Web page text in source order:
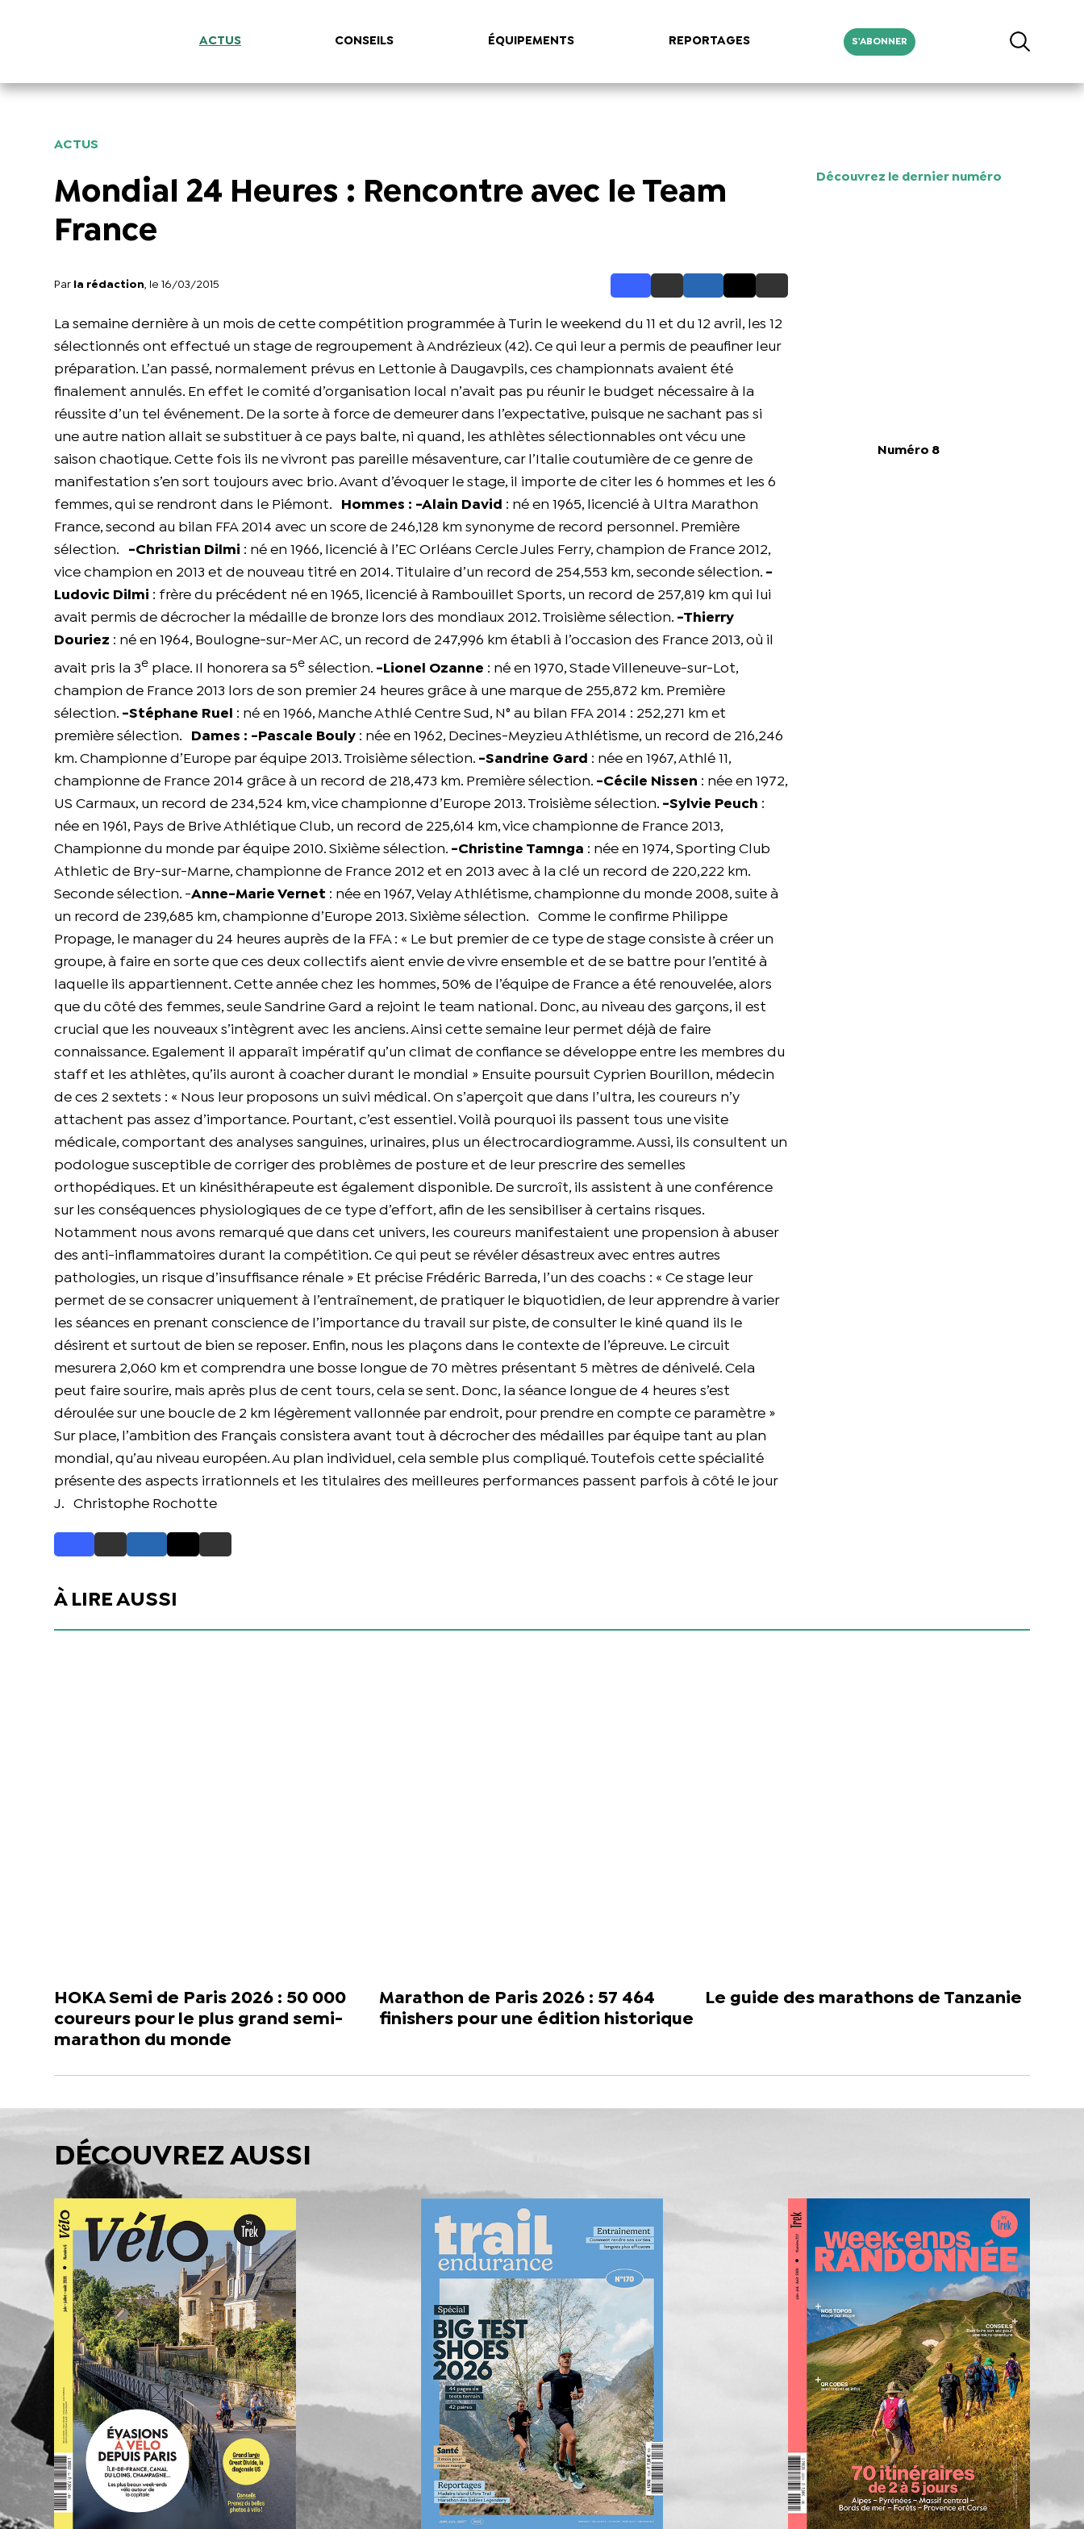
ACTUS CONSEILS ÉQUIPEMENTS REPORTAGES S'ABONNER
ACTUS
Mondial 24 Heures : Rencontre avec le Team
France
Par la rédaction , le 16/03/2015
La semaine dernière à un mois de cette compétition programmée à Turin le weekend du 11 et du 12 avril, les 12
sélectionnés ont effectué un stage de regroupement à Andrézieux (42). Ce qui leur a permis de peaufiner leur
préparation. L’an passé, normalement prévus en Lettonie à Daugavpils, ces championnats avaient été
finalement annulés. En effet le comité d’organisation local n’avait pas pu réunir le budget nécessaire à la
réussite d’un tel événement. De la sorte à force de demeurer dans l’expectative, puisque ne sachant pas si
une autre nation allait se substituer à ce pays balte, ni quand, les athlètes sélectionnables ont vécu une
saison chaotique. Cette fois ils ne vivront pas pareille mésaventure, car l’Italie coutumière de ce genre de
manifestation s’en sort toujours avec brio. Avant d’évoquer le stage, il importe de citer les 6 hommes et les 6
femmes, qui se rendront dans le Piémont.
Hommes : -Alain David : né en 1965, licencié à Ultra Marathon
France, second au bilan FFA 2014 avec un score de 246,128 km synonyme de record personnel. Première
sélection. -Christian Dilmi : né en 1966, licencié à l’EC Orléans Cercle Jules Ferry, champion de France 2012,
vice champion en 2013 et de nouveau titré en 2014. Titulaire d’un record de 254,553 km, seconde sélection. -
Ludovic Dilmi : frère du précédent né en 1965, licencié à Rambouillet Sports, un record de 257,819 km qui lui
avait permis de décrocher la médaille de bronze lors des mondiaux 2012. Troisième sélection. -Thierry
Douriez : né en 1964, Boulogne-sur-Mer AC, un record de 247,996 km établi à l’occasion des France 2013, où il
avait pris la 3e place. Il honorera sa 5e sélection. -Lionel Ozanne : né en 1970, Stade Villeneuve-sur-Lot,
champion de France 2013 lors de son premier 24 heures grâce à une marque de 255,872 km. Première
sélection. -Stéphane Ruel
: né en 1966, Manche Athlé Centre Sud, N° au bilan FFA 2014 : 252,271 km et
première sélection.
Dames : -Pascale Bouly : née en 1962, Decines-Meyzieu Athlétisme, un record de 216,246
km. Championne d’Europe par équipe 2013. Troisième sélection. -Sandrine Gard : née en 1967, Athlé 11,
championne de France 2014 grâce à un record de 218,473 km. Première sélection. -Cécile Nissen : née en 1972,
US Carmaux, un record de 234,524 km, vice championne d’Europe 2013. Troisième sélection. -Sylvie Peuch :
née en 1961, Pays de Brive Athlétique Club, un record de 225,614 km, vice championne de France 2013,
Championne du monde par équipe 2010. Sixième sélection. -Christine Tamnga : née en 1974, Sporting Club
Athletic de Bry-sur-Marne, championne de France 2012 et en 2013 avec à la clé un record de 220,222 km.
Seconde sélection. -Anne-Marie Vernet : née en 1967, Velay Athlétisme, championne du monde 2008, suite à
un record de 239,685 km, championne d’Europe 2013. Sixième sélection. Comme le confirme Philippe
Propage, le manager du 24 heures auprès de la FFA : « Le but premier de ce type de stage consiste à créer un
groupe, à faire en sorte que ces deux collectifs aient envie de vivre ensemble et de se battre pour l’entité à
laquelle ils appartiennent. Cette année chez les hommes, 50% de l’équipe de France a été renouvelée, alors
que du côté des femmes, seule Sandrine Gard a rejoint le team national. Donc, au niveau des garçons, il est
crucial que les nouveaux s’intègrent avec les anciens. Ainsi cette semaine leur permet déjà de faire
connaissance. Egalement il apparaît impératif qu’un climat de confiance se développe entre les membres du
staff et les athlètes, qu’ils auront à coacher durant le mondial » Ensuite poursuit Cyprien Bourillon, médecin
de ces 2 sextets : « Nous leur proposons un suivi médical. On s’aperçoit que dans l’ultra, les coureurs n’y
attachent pas assez d’importance. Pourtant, c’est essentiel. Voilà pourquoi ils passent tous une visite
médicale, comportant des analyses sanguines, urinaires, plus un électrocardiogramme. Aussi, ils consultent un
podologue susceptible de corriger des problèmes de posture et de leur prescrire des semelles
orthopédiques. Et un kinésithérapeute est également disponible. De surcroît, ils assistent à une conférence
sur les conséquences physiologiques de ce type d’effort, afin de les sensibiliser à certains risques.
Notamment nous avons remarqué que dans cet univers, les coureurs manifestaient une propension à abuser
des anti-inflammatoires durant la compétition. Ce qui peut se révéler désastreux avec entres autres
pathologies, un risque d’insuffisance rénale » Et précise Frédéric Barreda, l’un des coachs : « Ce stage leur
permet de se consacrer uniquement à l’entraînement, de pratiquer le biquotidien, de leur apprendre à varier
les séances en prenant conscience de l’importance du travail sur piste, de consulter le kiné quand ils le
désirent et surtout de bien se reposer. Enfin, nous les plaçons dans le contexte de l’épreuve. Le circuit
mesurera 2,060 km et comprendra une bosse longue de 70 mètres présentant 5 mètres de dénivelé. Cela
peut faire sourire, mais après plus de cent tours, cela se sent. Donc, la séance longue de 4 heures s’est
déroulée sur une boucle de 2 km légèrement vallonnée par endroit, pour prendre en compte ce paramètre »
Sur place, l’ambition des Français consistera avant tout à décrocher des médailles par équipe tant au plan
mondial, qu’au niveau européen. Au plan individuel, cela semble plus compliqué. Toutefois cette spécialité
présente des aspects irrationnels et les titulaires des meilleures performances passent parfois à côté le jour
J. Christophe Rochotte
Découvrez le dernier numéro
Numéro 8
À LIRE AUSSI
HOKA Semi de Paris 2026 : 50 000
coureurs pour le plus grand semi-
marathon du monde
Marathon de Paris 2026 : 57 464
finishers pour une édition historique
Le guide des marathons de Tanzanie
DÉCOUVREZ AUSSI